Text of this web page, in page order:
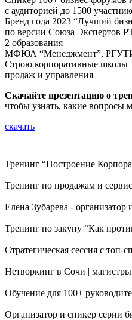
с аудиторией до 1500
Бренд года 2023 “Лучший
по версии Союза Экспертов
2 образования
МФЮА “Менеджмент”,
Строю корпоративные школы
продаж и управления
Скачайте презентацию о
чтобы узнать, какие вопросы
скачать
Тренинг “Построение
Тренинг по продажам и
Елена Зубарева -
Тренинг по закупу “Как
Стратегическая сессия с
Нетворкинг в Сочи |
Обучение для 100+
Организатор и спикер